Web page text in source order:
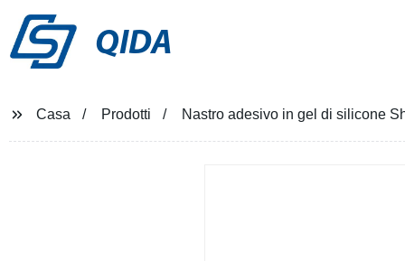
QIDA
Casa Prodotti Nastro adesivo in gel di silicone